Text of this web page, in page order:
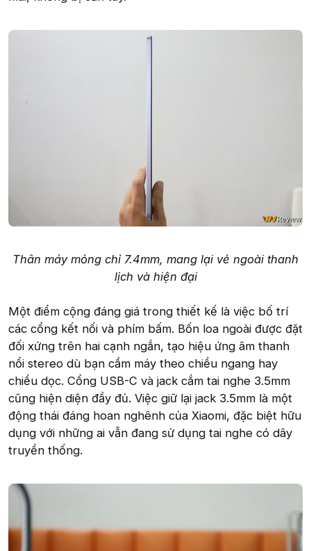
Thân máy mỏng chỉ 7.4mm, mang lại vẻ ngoài thanh
lịch và hiện đại
Một điểm cộng đáng giá trong thiết kế là việc bố trí
các cổng kết nối và phím bấm. Bốn loa ngoài được đặt
đối xứng trên hai cạnh ngắn, tạo hiệu ứng âm thanh
nổi stereo dù bạn cầm máy theo chiều ngang hay
chiều dọc. Cổng USB-C và jack cắm tai nghe 3.5mm
cũng hiện diện đầy đủ. Việc giữ lại jack 3.5mm là một
động thái đáng hoan nghênh của Xiaomi, đặc biệt hữu
dụng với những ai vẫn đang sử dụng tai nghe có dây
truyền thống.